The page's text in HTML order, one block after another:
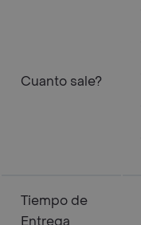
Cuanto sale?
Tiempo de
Entrega